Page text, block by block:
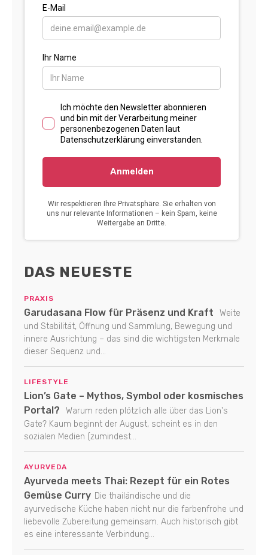
DAS NEUESTE
PRAXIS
Garudasana Flow für Präsenz und Kraft
Weite
und Stabilität, Öffnung und Sammlung, Bewegung und
innere Ausrichtung – das sind die wichtigsten Merkmale
dieser Sequenz und...
LIFESTYLE
Lion’s Gate – Mythos, Symbol oder kosmisches
Portal?
Warum reden plötzlich alle über das Lion's
Gate? Kaum beginnt der August, scheint es in den
sozialen Medien (zumindest...
AYURVEDA
Ayurveda meets Thai: Rezept für ein Rotes
Gemüse Curry Die thailändische und die
ayurvedische Küche haben nicht nur die farbenfrohe und
liebevolle Zubereitung gemeinsam. Auch historisch gibt
es eine interessante Verbindung...